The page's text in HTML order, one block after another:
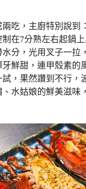
吃，主廚特別說到
在7分熟左右起鍋
分，光用叉子一拉
鮮甜，連甲殼素的
，果然讚到不行，
水姑娘的鮮美滋味